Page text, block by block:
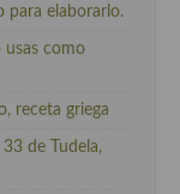
para elaborarlo.
usas como
receta griega
de Tudela,